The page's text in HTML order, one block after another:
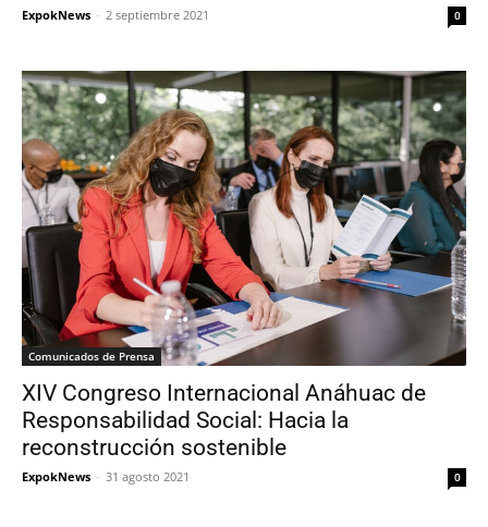
ExpokNews - 2 septiembre 2021 0
Comunicados de Prensa
XIV Congreso Internacional Anáhuac de
Responsabilidad Social: Hacia la
reconstrucción sostenible
ExpokNews - 31 agosto 2021 0